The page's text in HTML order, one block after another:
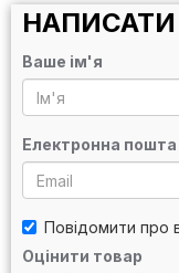
Ваше ім'я
Електронна пошта
Повідомити про
Оцінити товар